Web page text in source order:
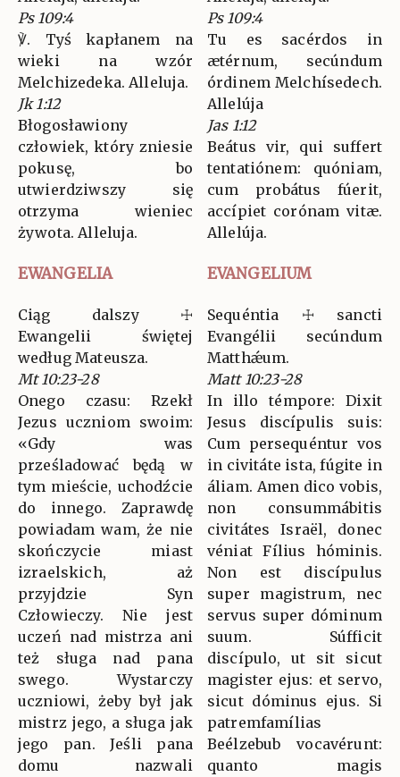
Ps 109:4
℣. Tyś kapłanem na
wieki na wzór
Melchizedeka. Alleluja.
Jk 1:12
Błogosławiony
człowiek, który zniesie
pokusę, bo
utwierdziwszy się
otrzyma wieniec
żywota. Alleluja.
Ps 109:4
Tu es sacérdos in
ætérnum, secúndum
órdinem Melchísedech.
Allelúja
Jas 1:12
Beátus vir, qui suffert
tentatiónem: quóniam,
cum probátus fúerit,
accípiet corónam vitæ.
Allelúja.
EWANGELIA EVANGELIUM
Ciąg dalszy ☩
Ewangelii świętej
według Mateusza.
Mt 10:23-28
Onego czasu: Rzekł
Jezus uczniom swoim:
«Gdy was
prześladować będą w
tym mieście, uchodźcie
do innego. Zaprawdę
powiadam wam, że nie
skończycie miast
izraelskich, aż
przyjdzie Syn
Człowieczy. Nie jest
uczeń nad mistrza ani
też sługa nad pana
swego. Wystarczy
uczniowi, żeby był jak
mistrz jego, a sługa jak
jego pan. Jeśli pana
domu nazwali
Sequéntia ☩ sancti
Evangélii secúndum
Matthǽum.
Matt 10:23-28
In illo témpore: Dixit
Jesus discípulis suis:
Cum persequéntur vos
in civitáte ista, fúgite in
áliam. Amen dico vobis,
non consummábitis
civitátes Israël, donec
véniat Fílius hóminis.
Non est discípulus
super magistrum, nec
servus super dóminum
suum. Súfficit
discípulo, ut sit sicut
magister ejus: et servo,
sicut dóminus ejus. Si
patremfamílias
Beélzebub vocavérunt:
quanto magis